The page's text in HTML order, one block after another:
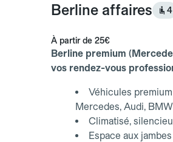
Berline affaires 4
À partir de 25€
Berline premium
vos rendez-vous
Véhicules
Mercedes, Audi, BMW
Climatisé,
Espace aux